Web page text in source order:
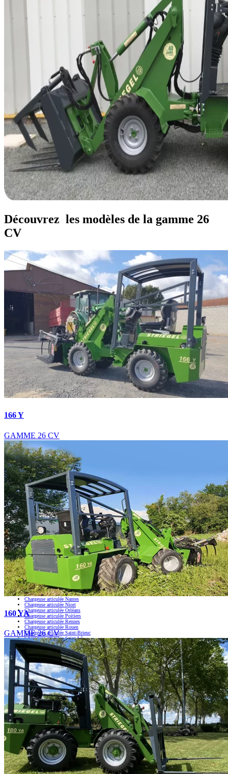
Découvrez les modèles de la gamme 26
CV
166 Y
GAMME 26 CV
160 YA
GAMME 26 CV
Nous intervenons aussi :
Chargeuse articulée
Chargeuse articulée Alençon
Chargeuse articulée Angers
Chargeuse articulée Angoulême
Chargeuse articulée Aurillac
Chargeuse articulée Auxerre
Chargeuse articulée Beauvais
Chargeuse articulée Bordeaux
Chargeuse articulée Bourges
Chargeuse articulée Brest
Chargeuse articulée Caen
Chargeuse articulée Châteauroux
Chargeuse articulée Évreux
Chargeuse articulée La Roche-sur-Yon
Chargeuse articulée La Rochelle
Chargeuse articulée Laval
Chargeuse articulée Le Mans
Chargeuse articulée Limoges
Chargeuse articulée Melun
Chargeuse articulée Moulins
Chargeuse articulée Nantes
Chargeuse articulée Niort
Chargeuse articulée Orléans
Chargeuse articulée Poitiers
Chargeuse articulée Rennes
Chargeuse articulée Rouen
Chargeuse articulée Saint-Brieuc
Chargeuse articulée Saint-Lô
Chargeuse articulée Tours
Chargeuse articulée Vannes
Téléphone
02 41 79 87 40
Adresse
ZA La Jalletière - 49380 Notre Dame d'Allençon
Horaires d'ouverture
du Lundi au jeudi : 8h-12h | 14h-18h
le vendredi : 8h-12h | 14h-17h
Accueil
Chargeurs compacts
GAMME 26 CV
GAMME 37 CV
GAMME 50 CV / 68 CV
Pièces détachées
Pneumatiques & Accessoires
Accessoires
Pneumatiques
Partenariat MICROBULL